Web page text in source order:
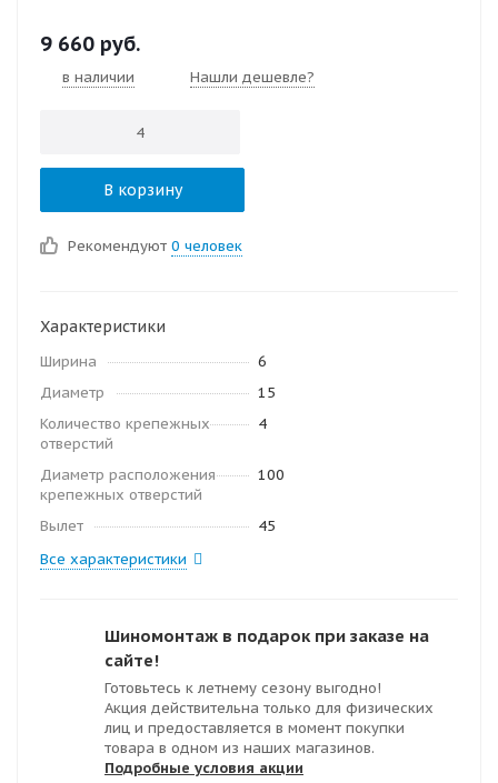
9 660 руб.
в наличии Нашли дешевле?
В корзину
Рекомендуют 0 человек
Характеристики
Ширина
6
Диаметр
15
Количество крепежных
отверстий
4
Диаметр расположения
крепежных отверстий
100
Вылет
45
Все характеристики
Шиномонтаж в подарок при заказе на
сайте!
Готовьтесь к летнему сезону выгодно!
Акция действительна только для физических
лиц и предоставляется в момент покупки
товара в одном из наших магазинов.
Подробные условия акции